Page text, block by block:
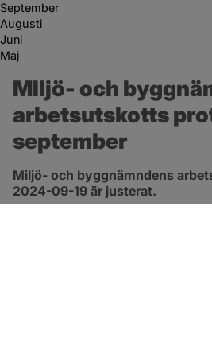
September
Augusti
Juni
Maj
MIljö- och
arbetsutskotts
september
Miljö- och byggnämndens
2024-09-19 är justerat.